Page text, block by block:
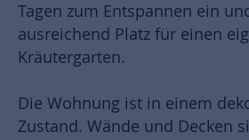
Tagen zum Entspannen ein
ausreichend Platz für einen
Kräutergarten.
Die Wohnung ist in einem
Zustand. Wände und Decken